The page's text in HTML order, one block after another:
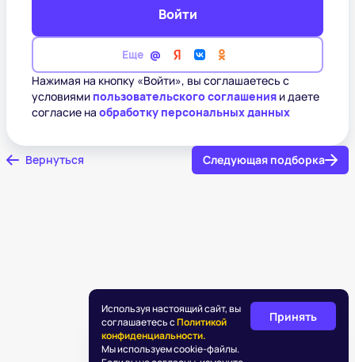
Войти
Еще
Нажимая на кнопку «Войти», вы соглашаетесь с
условиями пользовательского соглашения и даете
согласие на обработку персональных данных
Вернуться Следующая подборка
Используя настоящий сайт, вы
соглашаетесь сПолитикой
конфиденциальности.
Мы используем cookie-файлы.
Принять